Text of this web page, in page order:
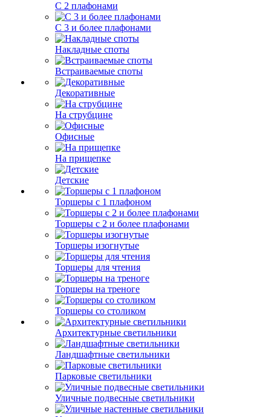
С 2 плафонами
С 3 и более плафонами
Накладные споты
Встраиваемые споты
Декоративные
На струбцине
Офисные
На прищепке
Детские
Торшеры с 1 плафоном
Торшеры с 2 и более плафонами
Торшеры изогнутые
Торшеры для чтения
Торшеры на треноге
Торшеры со столиком
Архитектурные светильники
Ландшафтные светильники
Парковые светильники
Уличные подвесные светильники